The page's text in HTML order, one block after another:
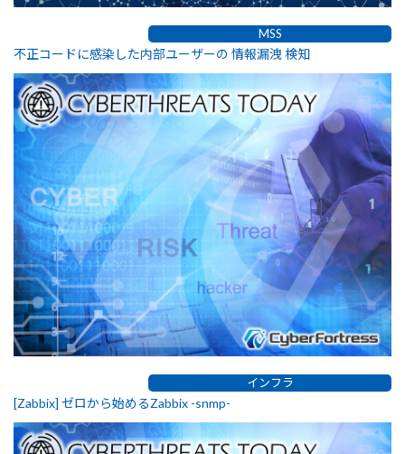
MSS
不正コードに感染した内部ユーザーの 情報漏洩 検知
インフラ
[Zabbix] ゼロから始めるZabbix -snmp-